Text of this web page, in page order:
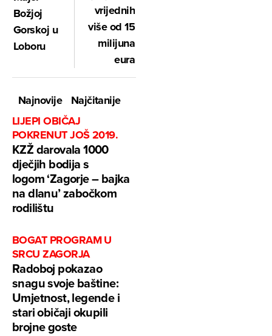
Božjoj
Gorskoj u
Loboru
vrijednih
više od 15
milijuna
eura
Najnovije
Najčitanije
LIJEPI OBIČAJ
POKRENUT JOŠ 2019.
KZŽ darovala 1000
dječjih bodija s
logom ‘Zagorje – bajka
na dlanu’ zabočkom
rodilištu
BOGAT PROGRAM U
SRCU ZAGORJA
Radoboj pokazao
snagu svoje baštine:
Umjetnost, legende i
stari običaji okupili
brojne goste